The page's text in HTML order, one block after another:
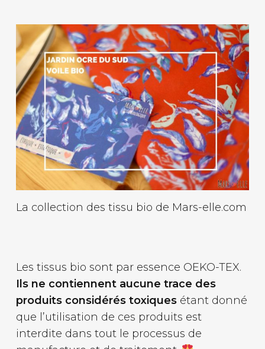
La collection des tissu bio de Mars-elle.com
Les tissus bio sont par essence OEKO-TEX.
Ils ne contiennent aucune trace des
produits considérés toxiquesétant donné
que l’utilisation de ces produits est
interdite dans tout le processus de